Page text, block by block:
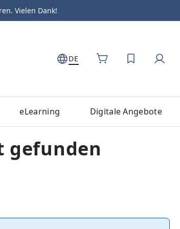
Vielen Dank!
DE DU HAST 0
eLearning Digitale Angebote
gefunden